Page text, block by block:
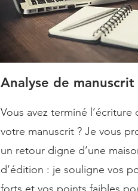
Analyse de manuscrit
Vous avez terminé l’écriture
votre manuscrit ? Je vous
un retour digne d’une
d’édition : je souligne vos